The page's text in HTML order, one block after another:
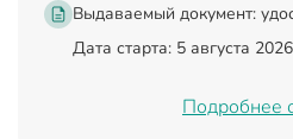
Выдаваемый документ:
Дата старта: 5 августа
Подробнее